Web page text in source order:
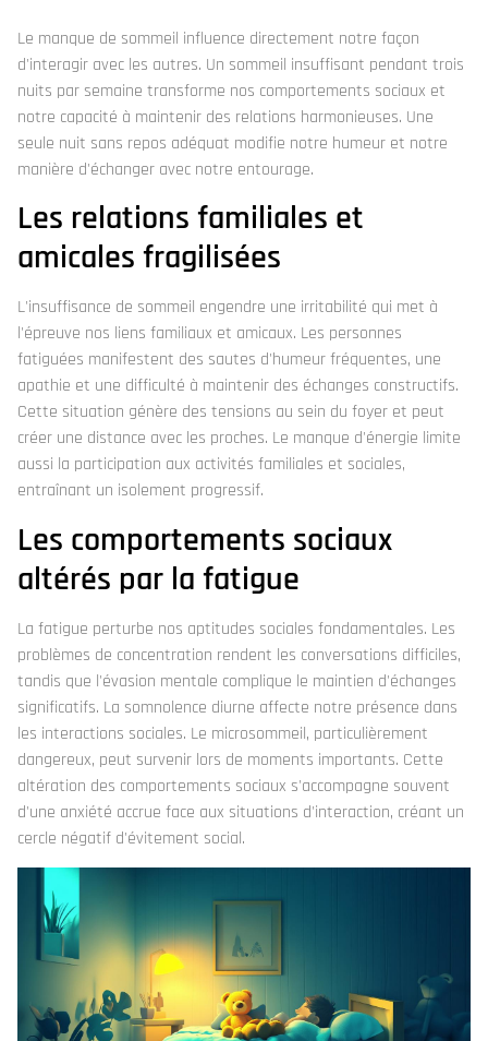
Le manque de sommeil influence directement notre façon
d'interagir avec les autres. Un sommeil insuffisant pendant trois
nuits par semaine transforme nos comportements sociaux et
notre capacité à maintenir des relations harmonieuses. Une
seule nuit sans repos adéquat modifie notre humeur et notre
manière d'échanger avec notre entourage.
Les relations familiales et
amicales fragilisées
L'insuffisance de sommeil engendre une irritabilité qui met à
l'épreuve nos liens familiaux et amicaux. Les personnes
fatiguées manifestent des sautes d'humeur fréquentes, une
apathie et une difficulté à maintenir des échanges constructifs.
Cette situation génère des tensions au sein du foyer et peut
créer une distance avec les proches. Le manque d'énergie limite
aussi la participation aux activités familiales et sociales,
entraînant un isolement progressif.
Les comportements sociaux
altérés par la fatigue
La fatigue perturbe nos aptitudes sociales fondamentales. Les
problèmes de concentration rendent les conversations difficiles,
tandis que l'évasion mentale complique le maintien d'échanges
significatifs. La somnolence diurne affecte notre présence dans
les interactions sociales. Le microsommeil, particulièrement
dangereux, peut survenir lors de moments importants. Cette
altération des comportements sociaux s'accompagne souvent
d'une anxiété accrue face aux situations d'interaction, créant un
cercle négatif d'évitement social.